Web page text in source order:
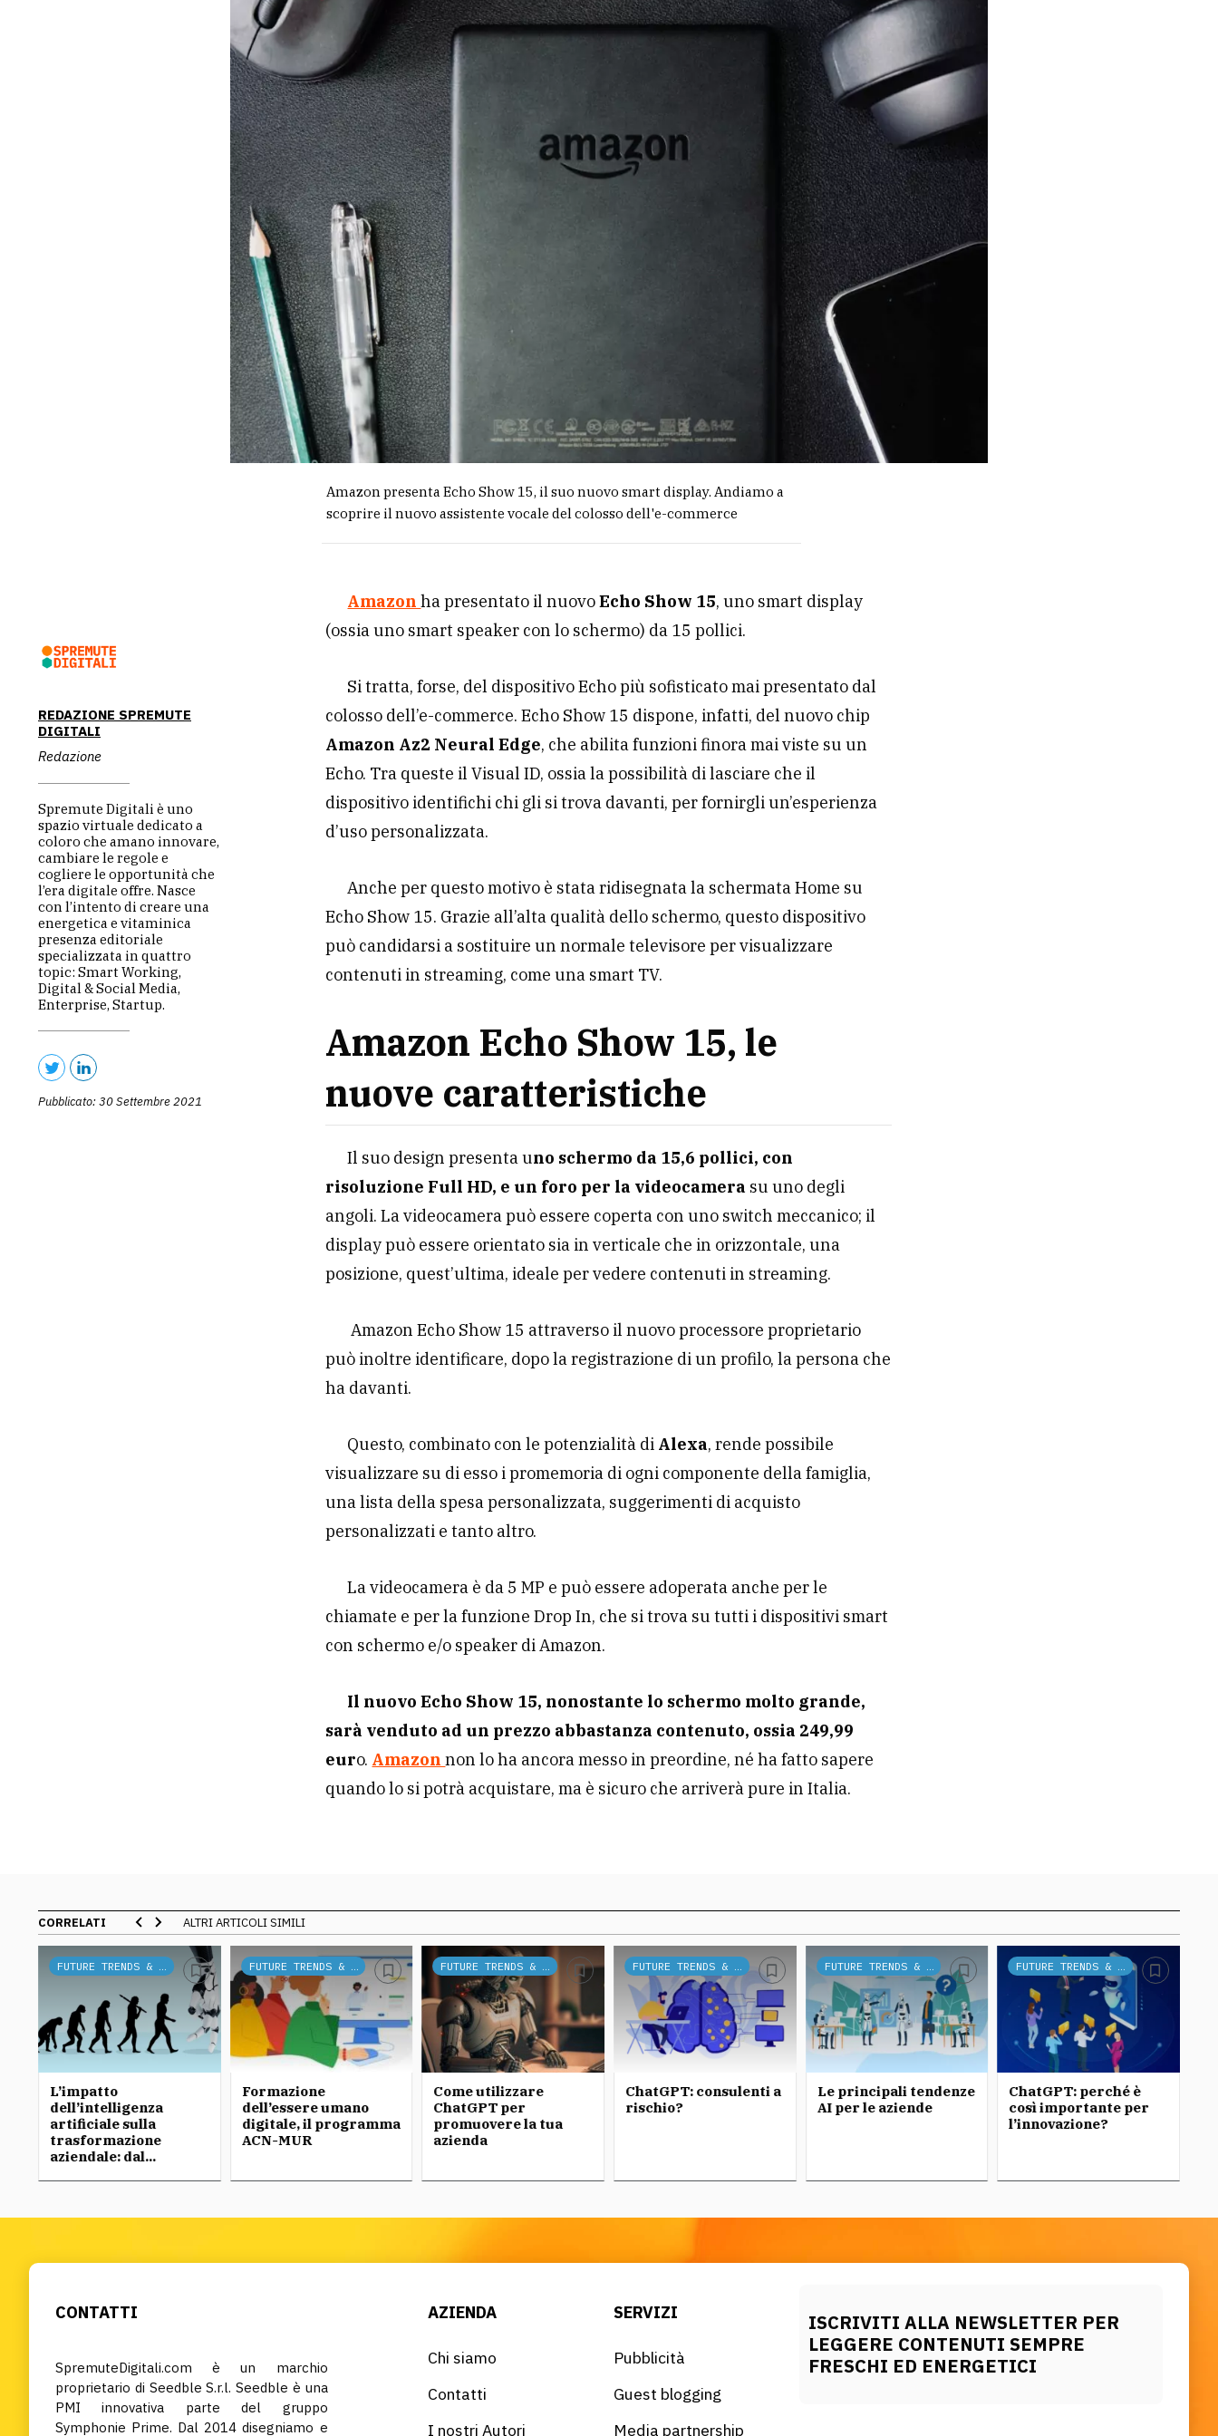
Amazon presenta Echo Show 15, il suo nuovo smart display. Andiamo a
scoprire il nuovo assistente vocale del colosso dell'e-commerce
REDAZIONE SPREMUTE
DIGITALI
Redazione
Spremute Digitali è uno
spazio virtuale dedicato a
coloro che amano innovare,
cambiare le regole e
cogliere le opportunità che
l’era digitale offre. Nasce
con l’intento di creare una
energetica e vitaminica
presenza editoriale
specializzata in quattro
topic: Smart Working,
Digital & Social Media,
Enterprise, Startup.
Pubblicato: 30 Settembre 2021
Amazonha presentato il nuovoEcho Show 15, uno smart display
(ossia uno smart speaker con lo schermo) da 15 pollici.
Si tratta, forse, del dispositivo Echo più sofisticato mai presentato dal
colosso dell’e-commerce. Echo Show 15 dispone, infatti, del nuovo chip
Amazon Az2 Neural Edge, che abilita funzioni finora mai viste su un
Echo. Tra queste il Visual ID, ossia la possibilità di lasciare che il
dispositivo identifichi chi gli si trova davanti, per fornirgli un’esperienza
d’uso personalizzata.
Anche per questo motivo è stata ridisegnata la schermata Home su
Echo Show 15. Grazie all’alta qualità dello schermo, questo dispositivo
può candidarsi a sostituire un normale televisore per visualizzare
contenuti in streaming, come una smart TV.
Amazon Echo Show 15, le
nuove caratteristiche
Il suo design presenta uno schermo da 15,6 pollici, con
risoluzione Full HD, e un foro per la videocamera su uno degli
angoli. La videocamera può essere coperta con uno switch meccanico; il
display può essere orientato sia in verticale che in orizzontale, una
posizione, quest’ultima, ideale per vedere contenuti in streaming.
Amazon Echo Show 15 attraverso il nuovo processore proprietario
può inoltre identificare, dopo la registrazione di un profilo, la persona che
ha davanti.
Questo, combinato con le potenzialità di Alexa, rende possibile
visualizzare su di esso i promemoria di ogni componente della famiglia,
una lista della spesa personalizzata, suggerimenti di acquisto
personalizzati e tanto altro.
La videocamera è da 5 MP e può essere adoperata anche per le
chiamate e per la funzione Drop In, che si trova su tutti i dispositivi smart
con schermo e/o speaker di Amazon.
Il nuovo Echo Show 15, nonostante lo schermo molto grande,
sarà venduto ad un prezzo abbastanza contenuto, ossia 249,99
euro. Amazonnon lo ha ancora messo in preordine, né ha fatto sapere
quando lo si potrà acquistare, ma è sicuro che arriverà pure in Italia.
CORRELATI ALTRI ARTICOLI SIMILI
FUTURE TRENDS & TECH
L’impatto
dell’intelligenza
artificiale sulla
trasformazione
aziendale: dal...
FUTURE TRENDS & TECH
Formazione
dell’essere umano
digitale, il programma
ACN-MUR
FUTURE TRENDS & TECH
Come utilizzare
ChatGPT per
promuovere la tua
azienda
FUTURE TRENDS & TECH
ChatGPT: consulenti a
rischio?
FUTURE TRENDS & TECH
Le principali tendenze
AI per le aziende
FUTURE TRENDS & TECH
ChatGPT: perché è
così importante per
l’innovazione?
CONTATTI
SpremuteDigitali.com è un marchio
proprietario di Seedble S.r.l. Seedble è una
PMI innovativa parte del gruppo
Symphonie Prime. Dal 2014 disegniamo e
AZIENDA
Chi siamo
Contatti
I nostri Autori
SERVIZI
Pubblicità
Guest blogging
Media partnership
ISCRIVITI ALLA NEWSLETTER PER
LEGGERE CONTENUTI SEMPRE
FRESCHI ED ENERGETICI